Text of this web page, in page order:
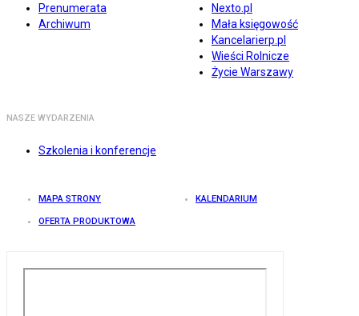
Prenumerata
Archiwum
Nexto.pl
Mała księgowość
Kancelarierp.pl
Wieści Rolnicze
Życie Warszawy
NASZE WYDARZENIA
Szkolenia i konferencje
MAPA STRONY KALENDARIUM
OFERTA PRODUKTOWA